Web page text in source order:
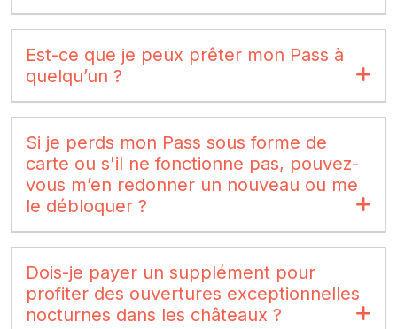
Est-ce que je peux prêter mon Pass à
quelqu’un ?
Si je perds mon Pass sous forme de
carte ou s'il ne fonctionne pas, pouvez-
vous m’en redonner un nouveau ou me
le débloquer ?
Dois-je payer un supplément pour
profiter des ouvertures exceptionnelles
nocturnes dans les châteaux ?